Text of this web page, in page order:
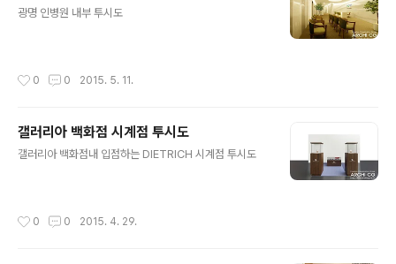
광명 인병원 내부 투시도
0 0 2015. 5. 11.
갤러리아 백화점 시계점 투시도
갤러리아 백화점내 입점하는 DIETRICH 시계점 투시도
0 0 2015. 4. 29.